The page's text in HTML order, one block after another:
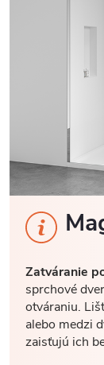
Zatváranie
sprchové
otváraniu.
alebo medzi
zaisťujú ich